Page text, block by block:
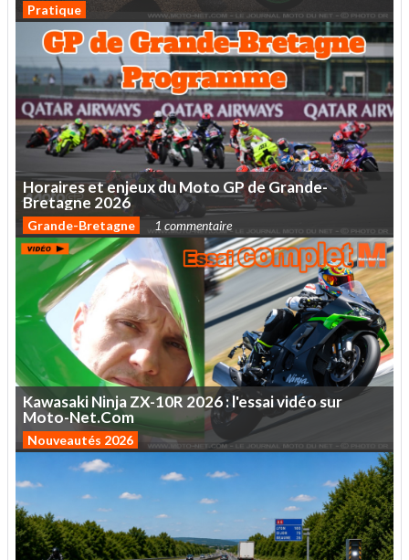
Pratique
HorairesetenjeuxduMotoGPdeGrande-
Bretagne 2026
Grande-Bretagne 1 commentaire
KawasakiNinjaZX-10R2026:l'essaividéosur
Moto-Net.Com
Nouveautés 2026